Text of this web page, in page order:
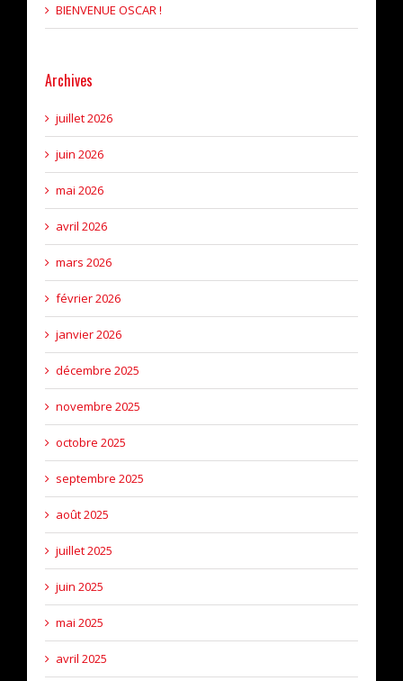
BIENVENUE OSCAR !
Archives
juillet 2026
juin 2026
mai 2026
avril 2026
mars 2026
février 2026
janvier 2026
décembre 2025
novembre 2025
octobre 2025
septembre 2025
août 2025
juillet 2025
juin 2025
mai 2025
avril 2025